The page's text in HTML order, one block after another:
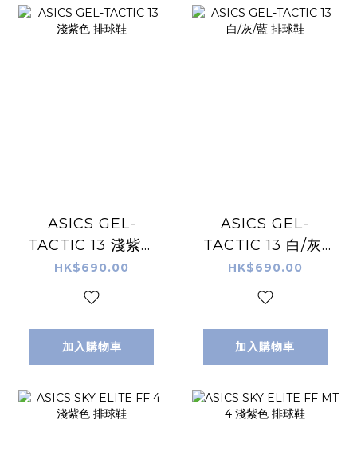
ASICS GEL-
TACTIC 13 淺紫色
排球鞋
HK$690.00
加入購物車
ASICS GEL-
TACTIC 13 白/灰/
藍 排球鞋
HK$690.00
加入購物車